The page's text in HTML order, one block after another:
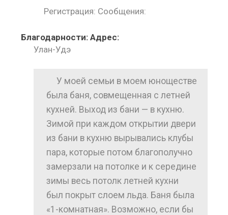
Регистрация: Сообщения:
Благодарности: Адрес:
Улан-Удэ
У моей семьи в моем юноществе
была баня, совмещенная с летней
кухней. Выход из бани — в кухню.
Зимой при каждом открытии двери
из бани в кухню вырывались клубы
пара, которые потом благополучно
замерзали на потолке и к середине
зимы весь потолк летней кухни
был покрыт слоем льда. Баня была
«1-комнатная». Возможно, если бы